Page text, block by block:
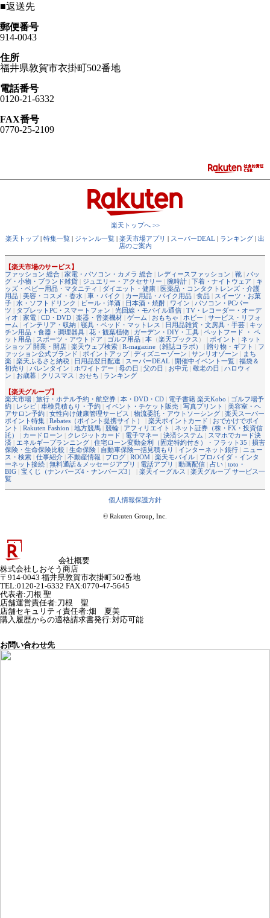
■返送先
郵便番号
914-0043
住所
福井県敦賀市衣掛町502番地
電話番号
0120-21-6332
FAX番号
0770-25-2109
楽天トップへ >>
楽天トップ| 特集一覧 | ジャンル一覧 | 楽天市場アプリ | スーパーDEAL | ランキング | 出
店のご案内
【楽天市場のサービス】
ファッション 総合 | 家電・パソコン・カメラ 総合 | レディースファッション | 靴 | バッ
グ・小物・ブランド雑貨 | ジュエリー・アクセサリー | 腕時計 | 下着・ナイトウェア | キ
ッズ・ベビー用品・マタニティ | ダイエット・健康 | 医薬品・コンタクトレンズ・介護
用品 | 美容・コスメ・香水 | 車・バイク | カー用品・バイク用品 | 食品 | スイーツ・お菓
子 | 水・ソフトドリンク | ビール・洋酒 | 日本酒・焼酎 | ワイン | パソコン・PCパー
ツ | タブレットPC・スマートフォン | 光回線・モバイル通信 | TV・レコーダー・オーデ
ィオ | 家電 | CD・DVD | 楽器・音楽機材 | ゲーム | おもちゃ | ホビー | サービス・リフォ
ーム | インテリア・収納 | 寝具・ベッド・マットレス | 日用品雑貨・文房具・手芸 | キッ
チン用品・食器・調理器具 | 花・観葉植物 | ガーデン・DIY・工具 | ペットフード ・ ペ
ット用品 | スポーツ・アウトドア | ゴルフ用品 | 本 （楽天ブックス ） | ポイント | ネット
ショップ 開業・開店 | 楽天ウェブ検索 | R-magazine（雑誌コラボ） | 贈り物・ギフト | フ
ァッション公式ブランド | ポイントアップ| ディズニーゾーン | サンリオゾーン | まち
楽 | 楽天ふるさと納税 | 日用品翌日配達 | スーパーDEAL | 開催中イベント一覧 | 福袋＆
初売り | バレンタイン | ホワイトデー | 母の日 | 父の日 | お中元 | 敬老の日 | ハロウィ
ン | お歳暮 | クリスマス | おせち | ランキング
【楽天グループ】
楽天市場 | 旅行・ホテル予約・航空券 | 本・DVD・CD | 電子書籍 楽天Kobo | ゴルフ場予
約 | レシピ | 車検見積もり・予約 | イベント・チケット販売 | 写真プリント | 美容室・ヘ
アサロン予約 | 女性向け健康管理サービス | 物流委託・アウトソーシング | 楽天スーパー
ポイント特集 | Rebates（ポイント提携サイト） | 楽天ポイントカード | おでかけでポイ
ント | Rakuten Fashion | 地方競馬 | 競輪 | アフィリエイト | ネット証券（株・FX・投資信
託）
| カードローン | クレジットカード | 電子マネー | 決済システム | スマホでカード決
済 | エネルギープランニング | 住宅ローン変動金利（固定特約付き）・フラット35 | 損害
保険・生命保険比較 | 生命保険 | 自動車保険一括見積もり | インターネット銀行 | ニュー
ス・検索 | 仕事紹介 | 不動産情報 | ブログ | ROOM | 楽天モバイル | プロバイダ・インタ
ーネット接続 | 無料通話＆メッセージアプリ | 電話アプリ | 動画配信 | 占い | toto・
BIG | 宝くじ（ナンバーズ4・ナンバーズ3） | 楽天イーグルス | 楽天グループ サービス一
覧
個人情報保護方針
© Rakuten Group, Inc.
会社概要
株式会社しおそう商店
〒914-0043 福井県敦賀市衣掛町502番地
TEL:0120-21-6332 FAX:0770-47-5645
代表者:刀根 聖
店舗運営責任者:刀根 聖
店舗セキュリティ責任者:畑 夏美
購入履歴からの適格請求書発行:対応可能
お問い合わせ先